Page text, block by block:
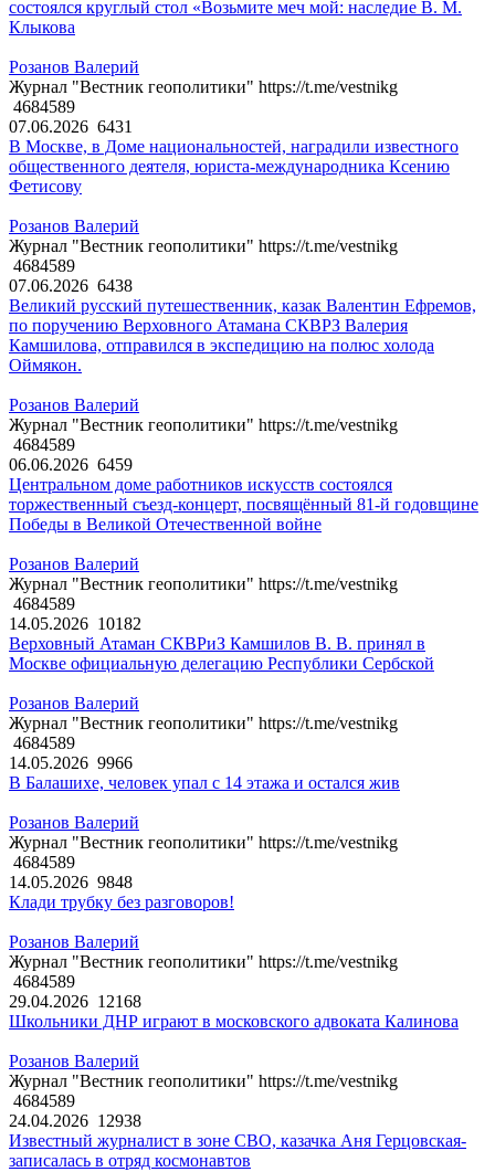
состоялся круглый стол «Возьмите меч мой: наследие В. М.
Клыкова
Розанов Валерий
Журнал "Вестник геополитики" https://t.me/vestnikg
4684589
07.06.2026 6431
В Москве, в Доме национальностей, наградили известного
общественного деятеля, юриста-международника Ксению
Фетисову
Розанов Валерий
Журнал "Вестник геополитики" https://t.me/vestnikg
4684589
07.06.2026 6438
Великий русский путешественник, казак Валентин Ефремов,
по поручению Верховного Атамана СКВРЗ Валерия
Камшилова, отправился в экспедицию на полюс холода
Оймякон.
Розанов Валерий
Журнал "Вестник геополитики" https://t.me/vestnikg
4684589
06.06.2026 6459
Центральном доме работников искусств состоялся
торжественный съезд-концерт, посвящённый 81-й годовщине
Победы в Великой Отечественной войне
Розанов Валерий
Журнал "Вестник геополитики" https://t.me/vestnikg
4684589
14.05.2026 10182
Верховный Атаман СКВРиЗ Камшилов В. В. принял в
Москве официальную делегацию Республики Сербской
Розанов Валерий
Журнал "Вестник геополитики" https://t.me/vestnikg
4684589
14.05.2026 9966
В Балашихе, человек упал с 14 этажа и остался жив
Розанов Валерий
Журнал "Вестник геополитики" https://t.me/vestnikg
4684589
14.05.2026 9848
Клади трубку без разговоров!
Розанов Валерий
Журнал "Вестник геополитики" https://t.me/vestnikg
4684589
29.04.2026 12168
Школьники ДНР играют в московского адвоката Калинова
Розанов Валерий
Журнал "Вестник геополитики" https://t.me/vestnikg
4684589
24.04.2026 12938
Известный журналист в зоне СВО, казачка Аня Герцовская-
записалась в отряд космонавтов